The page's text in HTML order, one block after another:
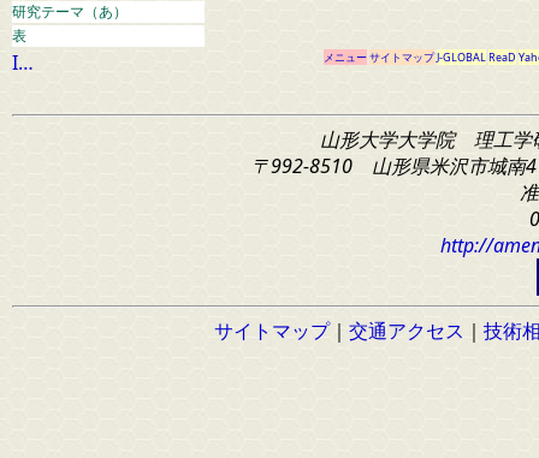
研究テーマ（あ）
表
I… メニューサイトマップJ-GLOBALReaD
山形大学大学院 理工学
〒992-8510 山形県米沢市城南
http://
サイトマップ｜ 交通アクセス ｜ 技術